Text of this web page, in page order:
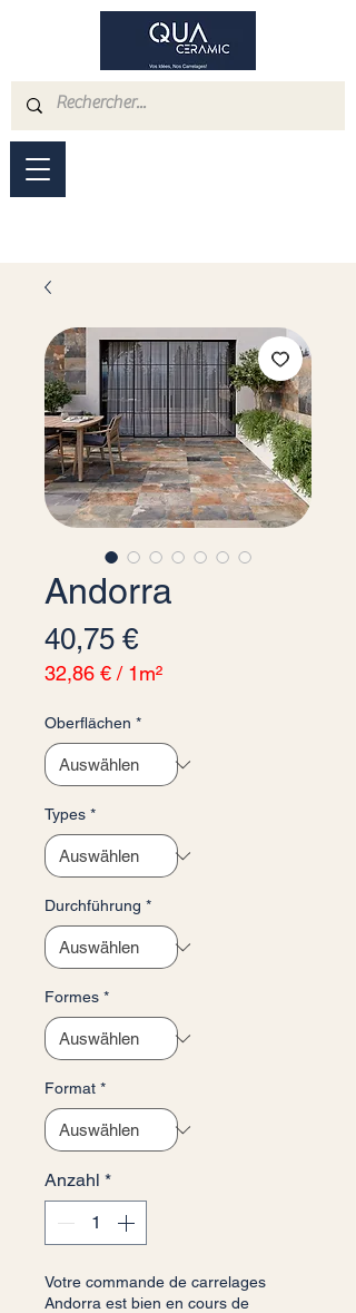
Andorra
40,75 €Preis
32,86 € / 1m²
pro
1
Quadratmeter
Oberflächen *
Types *
Durchführung *
Formes *
Format *
Anzahl *
Votre commande de carrelages
Andorra est bien en cours de